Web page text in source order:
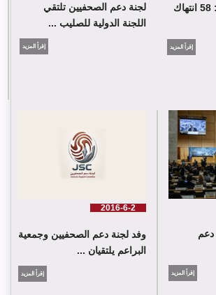
اللجنة الدولية للصليب الأحمر في جنيف
لجنة دعم الصحفيين: 58 انتهاك
إقرأ المزيد
لجنة دعم الصحفيين تلتقي
اللجنة الدولية للصليب ...
إقرأ المزيد
إقرأ المزيد
2016-6-2
وفد لجنة دعم الصحفيين وجمعية
البراعم يلتقيان ...
إقرأ المزيد